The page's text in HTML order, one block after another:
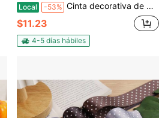
Local -53% Cinta decorativa de malla de ratán, utilizada para decorar escenas de fiestas navideñas u otras celebraciones
$11.23
4-5 días hábiles